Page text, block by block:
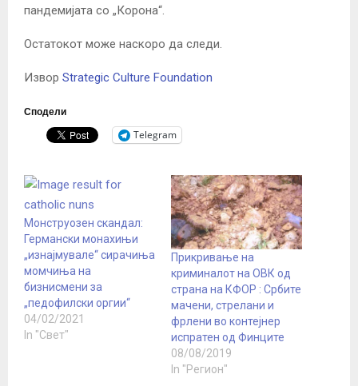
пандемијата со „Корона“.
Остатокот може наскоро да следи.
Извор Strategic Culture Foundation
Сподели
Telegram
Монструозен скандал:
Германски монахињи
„изнајмувале“ сирачиња
момчиња на
бизнисмени за
„педофилски оргии“
04/02/2021
In "Свет"
Прикривање на
криминалот на ОВК од
страна на КФОР : Србите
мачени, стрелани и
фрлени во контејнер
испратен од Финците
08/08/2019
In "Регион"